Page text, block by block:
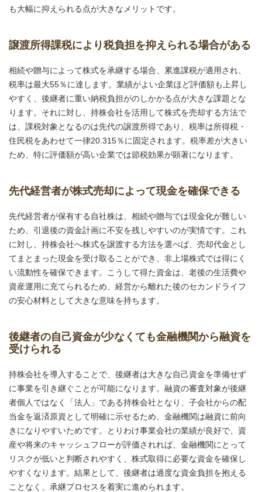
も大幅に抑えられる点が大きなメリットです。
譲渡所得課税により税負担を抑えられる場合がある
相続や贈与によって株式を承継する場合、累進課税が適用され、
税率は最大55％に達します。業績がよい企業ほど評価額も上昇し
やすく、後継者に重い納税負担がのしかかる点が大きな課題とな
ります。それに対し、持株会社を活用して株式を売却する方法で
は、課税対象となるのは先代の譲渡所得であり、税率は所得税・
住民税をあわせて一律20.315％に固定されます。税率差が大きい
ため、特に評価額が高い企業では節税効果が顕著になります。
先代経営者が株式売却によって現金を確保できる
先代経営者が保有する自社株は、相続や贈与では現金化が難しい
ため、引退後の資金計画に不安を残しやすいのが実情です。これ
に対し、持株会社へ株式を譲渡する方法を選べば、売却代金とし
てまとまった現金を受け取ることができ、非上場株式では得にく
い流動性を確保できます。こうして得た資金は、老後の生活費や
資産運用に充てられるため、経営から離れた後のセカンドライフ
の安心材料として大きな意味を持ちます。
後継者の自己資金が少なくても金融機関から融資を
受けられる
持株会社を導入することで、後継者は大きな自己資金を準備せず
に事業を引き継ぐことが可能になります。融資の審査対象が後継
者個人ではなく「法人」である持株会社となり、子会社からの配
当金を返済原資として明確に示せるため、金融機関は融資に前向
きになりやすいためです。とりわけ事業会社の業績が良好で、資
産や将来のキャッシュフローが評価されれば、金融機関にとって
リスクが低いと判断されやすく、株式取得に必要な資金を確保し
やすくなります。結果として、後継者は過度な資金負担を抱える
ことなく、承継プロセスを着実に進められます。